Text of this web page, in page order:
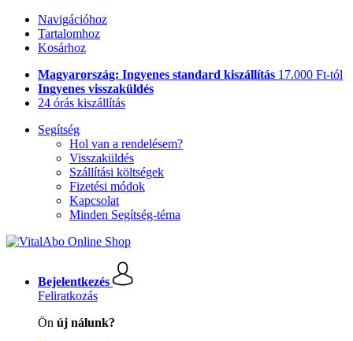
Navigációhoz
Tartalomhoz
Kosárhoz
Magyarország: Ingyenes standard kiszállítás 17.000 Ft-tól
Ingyenes visszaküldés
24 órás kiszállítás
Segítség
Hol van a rendelésem?
Visszaküldés
Szállítási költségek
Fizetési módok
Kapcsolat
Minden Segítség-téma
Bejelentkezés
Feliratkozás
Ön új nálunk?